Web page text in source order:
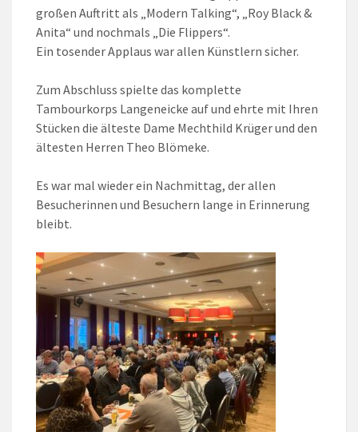
großen Auftritt als „Modern Talking“, „Roy Black &
Anita“ und nochmals „Die Flippers“.
Ein tosender Applaus war allen Künstlern sicher.
Zum Abschluss spielte das komplette
Tambourkorps Langeneicke auf und ehrte mit Ihren
Stücken die älteste Dame Mechthild Krüger und den
ältesten Herren Theo Blömeke.
Es war mal wieder ein Nachmittag, der allen
Besucherinnen und Besuchern lange in Erinnerung
bleibt.